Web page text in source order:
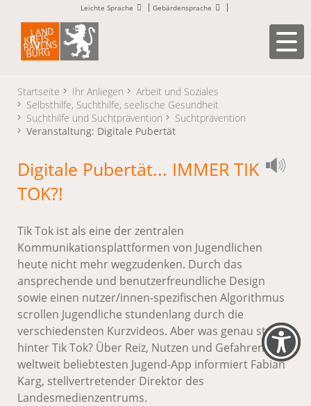
Leichte Sprache Gebärdensprache
Startseite Ihr Anliegen
Arbeit und Soziales
Selbsthilfe, Suchthilfe, seelische Gesundheit
Suchthilfe und Suchtprävention
Suchtprävention
Veranstaltung: Digitale Pubertät
Digitale Pubertät... IMMER TIK
TOK?!
Tik Tok ist als eine der zentralen
Kommunikationsplattformen von Jugendlichen
heute nicht mehr wegzudenken. Durch das
ansprechende und benutzerfreundliche Design
sowie einen nutzer/innen-spezifischen Algorithmus
scrollen Jugendliche stundenlang durch die
verschiedensten Kurzvideos. Aber was genau steckt
hinter Tik Tok? Über Reiz, Nutzen und Gefahren der
weltweit beliebtesten Jugend-App informiert Fabian
Karg, stellvertretender Direktor des
Landesmedienzentrums.